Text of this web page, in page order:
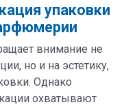
упаковки
внимание не
но и на эстетику,
Однако
охватывают